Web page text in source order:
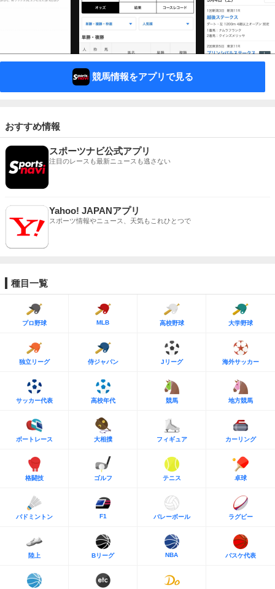
競馬情報をアプリで見る
おすすめ情報
スポーツナビ公式アプリ
注目のレースも最新ニュースも逃さない
Yahoo! JAPANアプリ
スポーツ情報やニュース、天気もこれひとつで
種目一覧
プロ野球 MLB 高校野球 大学野球
独立リーグ 侍ジャパン Jリーグ 海外サッカー
サッカー代表 高校年代 競馬 地方競馬
ボートレース 大相撲 フィギュア カーリング
格闘技 ゴルフ テニス 卓球
バドミントン F1 バレーボール ラグビー
陸上 Bリーグ NBA バスケ代表